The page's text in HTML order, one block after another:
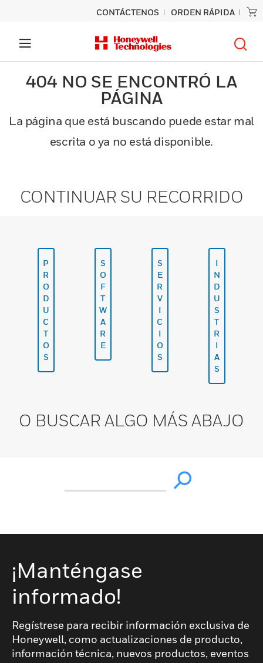
CONTÁCTENOS ORDEN RÁPIDA
404 NO SE ENCONTRÓ LA
PÁGINA
La página que está buscando puede estar mal
escrita o ya no está disponible.
CONTINUAR SU RECORRIDO
P
R
O
D
U
C
T
O
S
S
O
F
T
W
A
R
E
S
E
R
V
I
C
I
O
S
I
N
D
U
S
T
R
I
A
S
O BUSCAR ALGO MÁS ABAJO
¡Manténgase
informado!
Regístrese para recibir información exclusiva de
Honeywell, como actualizaciones de producto,
información técnica, nuevos productos, eventos